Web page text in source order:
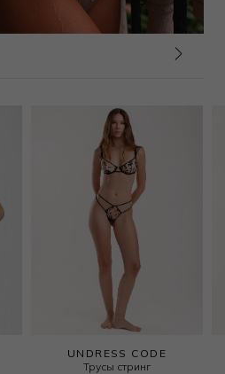
UNDRESS CODE
Трусы стринг